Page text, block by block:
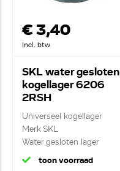
€ 3,40
Incl. btw
SKL water gesloten
kogellager 6206
2RSH
Universeel kogellager
Merk SKL
Water gesloten lager
30x6...
toon voorraad